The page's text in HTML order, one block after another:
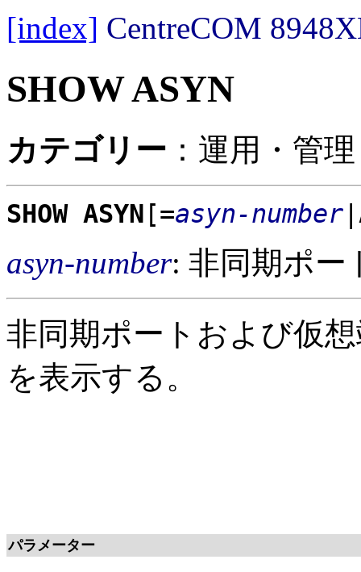
[index] CentreCOM
SHOW ASYN
カテゴリー ：運用・管
SHOW ASYN [=asyn-number
asyn-number: 非同期ポー
非同期ポートおよび仮
を表示する。
パラメーター